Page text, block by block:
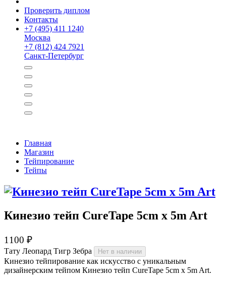
Проверить диплом
Контакты
+7 (495) 411 1240
Москва
+7 (812) 424 7921
Санкт-Петербург
Главная
Магазин
Тейпирование
Тейпы
Кинезио­ тейп CureTape 5cm x 5m Art
1100 ₽
Тату Леопард Тигр Зебра Нет в наличии
Кинезио­ тейпирование как искусство с уникальным
дизайнерским тейпом Кинезио­ тейп CureTape 5cm x 5m Art.